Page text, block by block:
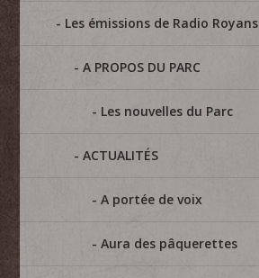
Les émissions de Radio Royans
A PROPOS DU PARC
Les nouvelles du Parc
ACTUALITÉS
A portée de voix
Aura des pâquerettes